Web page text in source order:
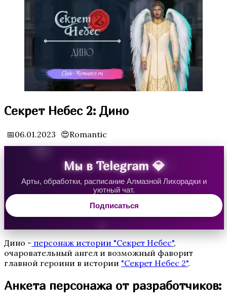
Водяная Лилия
Аверрис: Дитя Разлома
Секрет Небес 2: Дино
📅06.01.2023 😍Romantic
Мы в Telegram 💎
Арты, обработки, расписание Алмазной Лихорадки и
уютный чат.
Подписаться
Дино - персонаж истории "Секрет Небес",
очаровательный ангел и возможный фаворит
главной героини в истории "Секрет Небес 2".
Анкета персонажа от разработчиков: